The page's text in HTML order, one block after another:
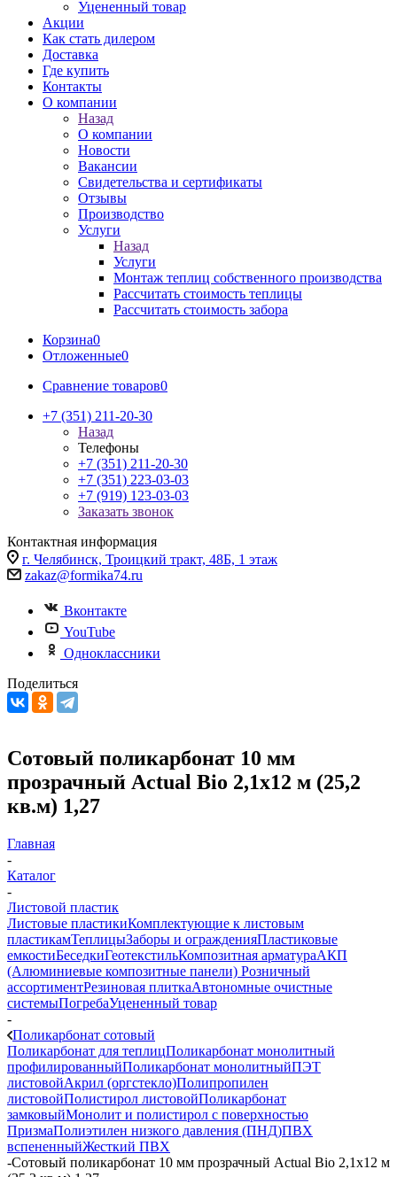
Уцененный товар
Акции
Как стать дилером
Доставка
Где купить
Контакты
О компании
Назад
О компании
Новости
Вакансии
Свидетельства и сертификаты
Отзывы
Производство
Услуги
Назад
Услуги
Монтаж теплиц собственного производства
Рассчитать стоимость теплицы
Рассчитать стоимость забора
Корзина0
Отложенные0
Сравнение товаров0
+7 (351) 211-20-30
Назад
Телефоны
+7 (351) 211-20-30
+7 (351) 223-03-03
+7 (919) 123-03-03
Заказать звонок
Контактная информация
г. Челябинск, Троицкий тракт, 48Б, 1 этаж
zakaz@formika74.ru
Вконтакте
YouTube
Одноклассники
Поделиться
Сотовый поликарбонат 10 мм
прозрачный Actual Bio 2,1х12 м (25,2
кв.м) 1,27
Главная
-
Каталог
-
Листовой пластик
Листовые пластикиКомплектующие к листовым
пластикамТеплицыЗаборы и огражденияПластиковые
емкостиБеседкиГеотекстильКомпозитная арматураАКП
(Алюминиевые композитные панели) Розничный
ассортиментРезиновая плиткаАвтономные очистные
системыПогребаУцененный товар
-
Поликарбонат сотовый
Поликарбонат для теплицПоликарбонат монолитный
профилированныйПоликарбонат монолитныйПЭТ
листовойАкрил (оргстекло)Полипропилен
листовойПолистирол листовойПоликарбонат
замковыйМонолит и полистирол с поверхностью
ПризмаПолиэтилен низкого давления (ПНД)ПВХ
вспененныйЖесткий ПВХ
-Сотовый поликарбонат 10 мм прозрачный Actual Bio 2,1х12 м